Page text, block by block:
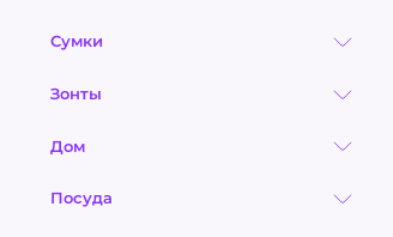
Сумки
Зонты
Дом
Посуда